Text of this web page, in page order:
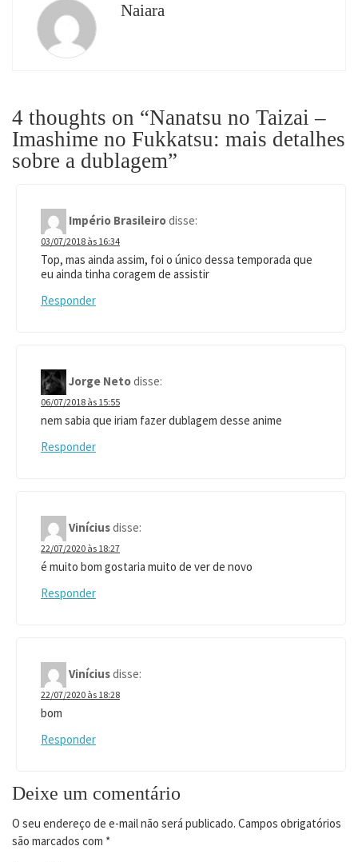
Naiara
4 thoughts on “Nanatsu no Taizai –
Imashime no Fukkatsu: mais detalhes
sobre a dublagem”
Império Brasileirodisse:
03/07/2018 às 16:34
Top, mas ainda assim, foi o único dessa temporada que
eu ainda tinha coragem de assistir
Responder
Jorge Netodisse:
06/07/2018 às 15:55
nem sabia que iriam fazer dublagem desse anime
Responder
Viníciusdisse:
22/07/2020 às 18:27
é muito bom gostaria muito de ver de novo
Responder
Viníciusdisse:
22/07/2020 às 18:28
bom
Responder
Deixe um comentário
O seu endereço de e-mail não será publicado. Campos obrigatórios
são marcados com *